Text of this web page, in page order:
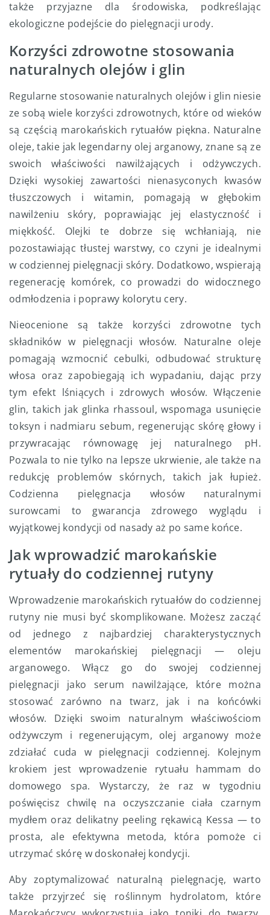
także przyjazne dla środowiska, podkreślając
ekologiczne podejście do pielęgnacji urody.
Korzyści zdrowotne stosowania
naturalnych olejów i glin
Regularne stosowanie naturalnych olejów i glin niesie
ze sobą wiele korzyści zdrowotnych, które od wieków
są częścią marokańskich rytuałów piękna. Naturalne
oleje, takie jak legendarny olej arganowy, znane są ze
swoich właściwości nawilżających i odżywczych.
Dzięki wysokiej zawartości nienasyconych kwasów
tłuszczowych i witamin, pomagają w głębokim
nawilżeniu skóry, poprawiając jej elastyczność i
miękkość. Olejki te dobrze się wchłaniają, nie
pozostawiając tłustej warstwy, co czyni je idealnymi
w codziennej pielęgnacji skóry. Dodatkowo, wspierają
regenerację komórek, co prowadzi do widocznego
odmłodzenia i poprawy kolorytu cery.
Nieocenione są także korzyści zdrowotne tych
składników w pielęgnacji włosów. Naturalne oleje
pomagają wzmocnić cebulki, odbudować strukturę
włosa oraz zapobiegają ich wypadaniu, dając przy
tym efekt lśniących i zdrowych włosów. Włączenie
glin, takich jak glinka rhassoul, wspomaga usunięcie
toksyn i nadmiaru sebum, regenerując skórę głowy i
przywracając równowagę jej naturalnego pH.
Pozwala to nie tylko na lepsze ukrwienie, ale także na
redukcję problemów skórnych, takich jak łupież.
Codzienna pielęgnacja włosów naturalnymi
surowcami to gwarancja zdrowego wyglądu i
wyjątkowej kondycji od nasady aż po same końce.
Jak wprowadzić marokańskie
rytuały do codziennej rutyny
Wprowadzenie marokańskich rytuałów do codziennej
rutyny nie musi być skomplikowane. Możesz zacząć
od jednego z najbardziej charakterystycznych
elementów marokańskiej pielęgnacji — oleju
arganowego. Włącz go do swojej codziennej
pielęgnacji jako serum nawilżające, które można
stosować zarówno na twarz, jak i na końcówki
włosów. Dzięki swoim naturalnym właściwościom
odżywczym i regenerującym, olej arganowy może
zdziałać cuda w pielęgnacji codziennej. Kolejnym
krokiem jest wprowadzenie rytuału hammam do
domowego spa. Wystarczy, że raz w tygodniu
poświęcisz chwilę na oczyszczanie ciała czarnym
mydłem oraz delikatny peeling rękawicą Kessa — to
prosta, ale efektywna metoda, która pomoże ci
utrzymać skórę w doskonałej kondycji.
Aby zoptymalizować naturalną pielęgnację, warto
także przyjrzeć się roślinnym hydrolatom, które